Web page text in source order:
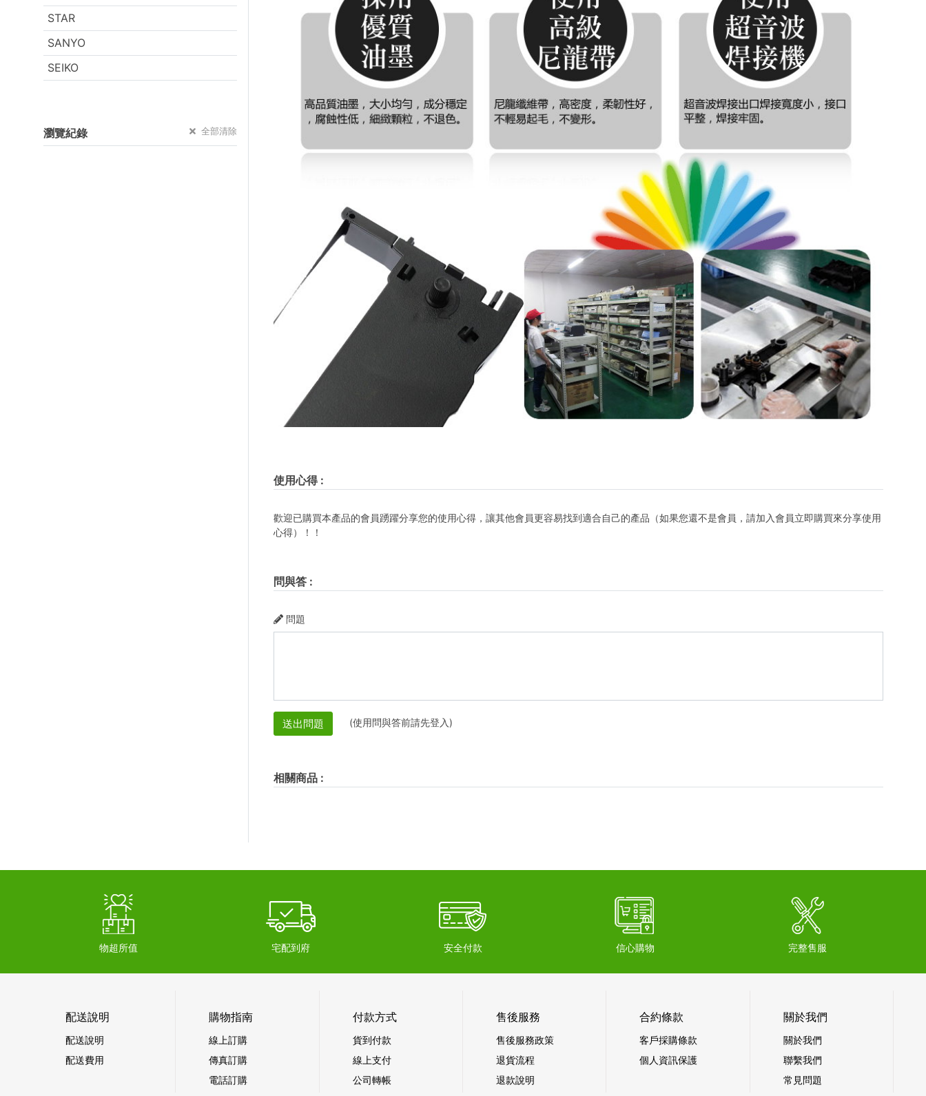
STAR
SANYO
SEIKO
瀏覽紀錄 全部清除
使用心得:
歡迎已購買本產品的會員踴躍分享您的使用心得，讓其他會員更容易找到適合自己的產品（如果您還不是會員，請加入會員立即購買來分享使用
心得）！！
問與答:
問題
送出問題 (使用問與答前請先登入)
相關商品:
物超所值 宅配到府 安全付款 信心購物 完整售服
配送說明
配送說明
配送費用
購物指南
線上訂購
傳真訂購
電話訂購
付款方式
貨到付款
線上支付
公司轉帳
售後服務
售後服務政策
退貨流程
退款說明
合約條款
客戶採購條款
個人資訊保護
關於我們
關於我們
聯繫我們
常見問題